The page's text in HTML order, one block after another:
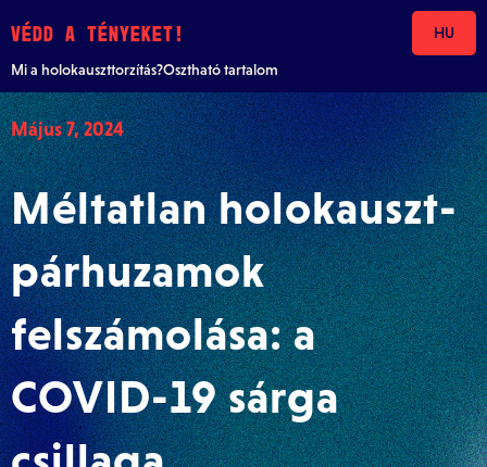
VÉDD A TÉNYEKET!
Mi a holokauszttorzítás?Osztható tartalom
HU
Május 7, 2024
Méltatlan holokauszt-
párhuzamok
felszámolása: a
COVID-19 sárga